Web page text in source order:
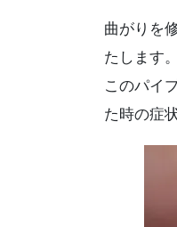
曲がりを
たします。
このパイ
た時の症